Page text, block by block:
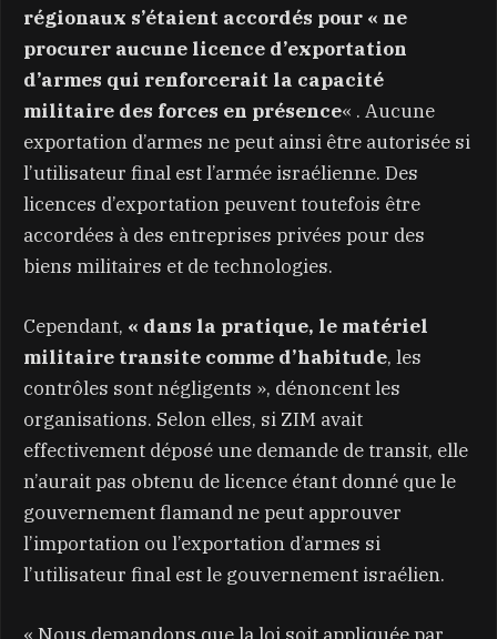
régionaux s’étaient accordés pour « ne
procurer aucune licence d’exportation
d’armes qui renforcerait la capacité
militaire des forces en présence« . Aucune
exportation d’armes ne peut ainsi être autorisée si
l’utilisateur final est l’armée israélienne. Des
licences d’exportation peuvent toutefois être
accordées à des entreprises privées pour des
biens militaires et de technologies.
Cependant, « dans la pratique, le matériel
militaire transite comme d’habitude, les
contrôles sont négligents », dénoncent les
organisations. Selon elles, si ZIM avait
effectivement déposé une demande de transit, elle
n’aurait pas obtenu de licence étant donné que le
gouvernement flamand ne peut approuver
l’importation ou l’exportation d’armes si
l’utilisateur final est le gouvernement israélien.